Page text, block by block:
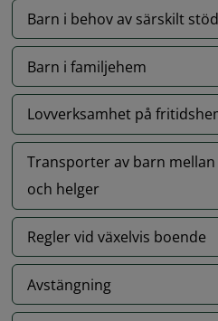
Barn i behov av särskilt stöd
Barn i familjehem
Lovverksamhet på
Transporter av barn
och helger
Regler vid växelvis boende
Avstängning